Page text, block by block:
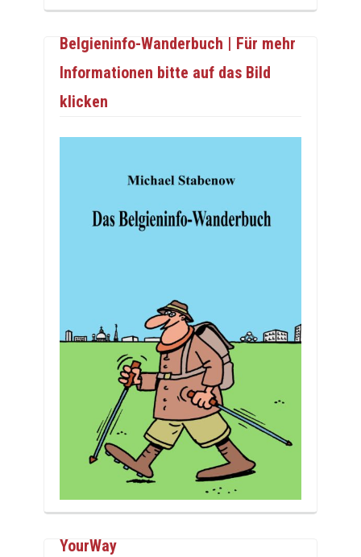
Belgieninfo-Wanderbuch | Für mehr
Informationen bitte auf das Bild
klicken
YourWay